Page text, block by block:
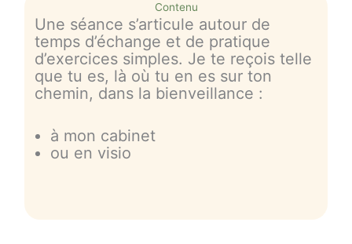
Contenu
Une séance s’articule autour de
temps d’échange et de pratique
d’exercices simples. Je te reçois telle
que tu es, là où tu en es sur ton
chemin, dans la bienveillance :
à mon cabinet
ou en visio